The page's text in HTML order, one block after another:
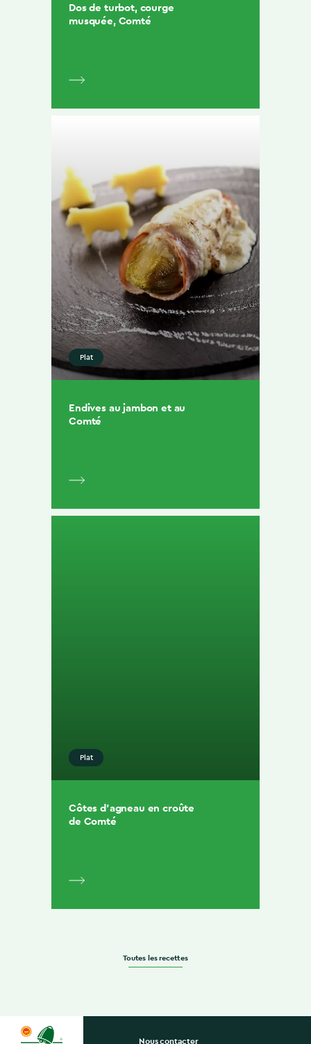
Dos de turbot, courge
musquée, Comté
Plat
Endives au jambon et au
Comté
Plat
Côtes d’agneau en croûte
de Comté
Toutes les recettes
Nous contacter